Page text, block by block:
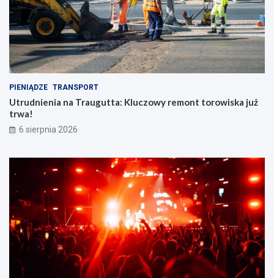
PIENIĄDZE TRANSPORT
Utrudnienia na Traugutta: Kluczowy remont torowiska już
trwa!
6 sierpnia 2026